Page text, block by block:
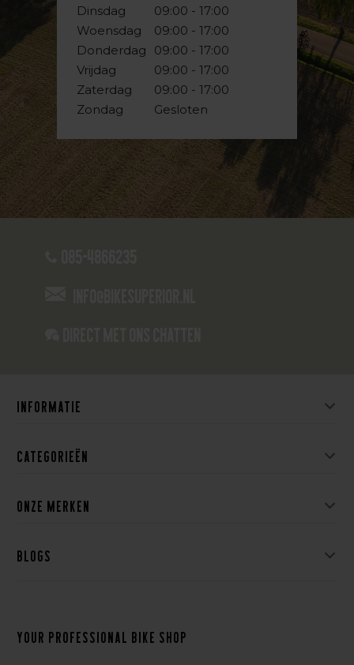
Dinsdag
Woensdag
Donderdag
Vrijdag
Zaterdag
Zondag
09:00 - 17:00
09:00 - 17:00
09:00 - 17:00
09:00 - 17:00
09:00 - 17:00
Gesloten
Informatie
Categorieën
Onze merken
Blogs
Your professional bike shop